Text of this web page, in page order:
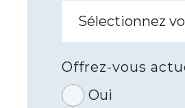
Offrez-vous
Oui